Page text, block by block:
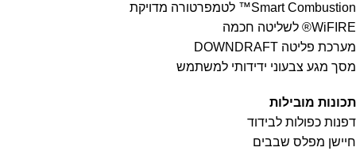
Smart Combustion™ לטמפרטורה מדויקת
WiFIRE® לשליטה חכמה
מערכת פליטה DOWNDRAFT
מסך מגע צבעוני ידידותי למשתמש
תכונות מובילות
דפנות כפולות לבידוד
חיישן מפלס שבבים